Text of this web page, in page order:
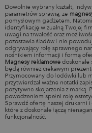
Dowolnie wybrany kształt,
parametrów sprawią, że ​
pomysłowym gadżetem.
identyfikację wizualną Twojej
uwagi na trwałość oraz
pozostawia śladów i nie
odgrywający rolę sprawnego
nośnikiem informacji i formą
Magnesy reklamowe doskonale
będą również ciekawym
Przymocowany do lodówki lub
przytwierdzał ważne notatki
pozytywne skojarzenia z
powodzeniem spełni rolę
Sprawdź ofertę naszej drukarni
które z doskonale łączą
funkcjonalność.